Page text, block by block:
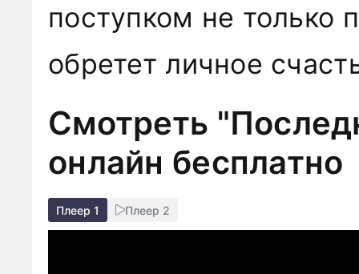
поступком не только
обретет личное
Смотреть
онлайн бесплатно
Плеер 1 Плеер 2